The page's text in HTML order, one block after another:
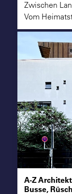
Zwischen
Vom
A-Z
Busse,